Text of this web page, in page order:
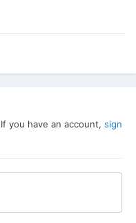
you have an account, sign